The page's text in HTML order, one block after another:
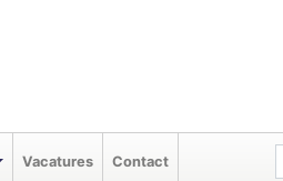
Vacatures Contact